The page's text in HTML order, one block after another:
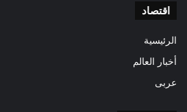
اقتصاد
الرئيسية
أخبار العالم
عربى